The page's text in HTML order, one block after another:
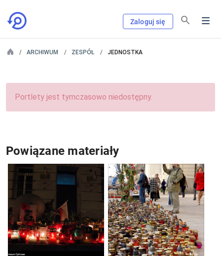
Zaloguj się
ARCHIWUM ZESPÓŁ JEDNOSTKA
Portlety jest tymczasowo niedostępny.
Powiązane materiały